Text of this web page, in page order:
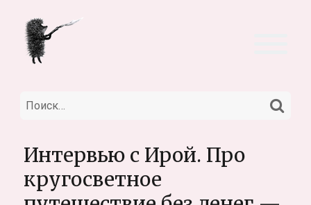
Искать:
Интервью с Ирой. Про
кругосветное